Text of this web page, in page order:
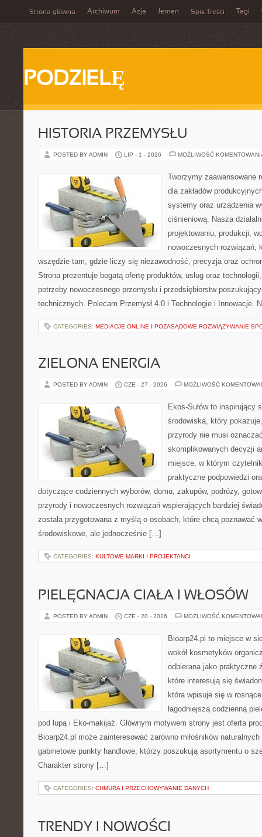
Strona główna Archiwum Azja Jemen Spis Treści Tagi
PODZIELĘ
HISTORIA PRZEMYSŁU
POSTED BY ADMIN LIP - 1 - 2026 MOŻLIWOŚĆ
Tworzymy zaawansowane
dla zakładów
systemy oraz urządzenia
ciśnieniową. Nasza
projektowaniu, produkcji,
nowoczesnych rozwiązań,
wszędzie tam, gdzie liczy się niezawodność, precyzja oraz
Strona prezentuje bogatą ofertę produktów, usług oraz
potrzeby nowoczesnego przemysłu i przedsiębiorstw
technicznych. Polecam Przemysł 4.0 i Technologie i Innowacje.
CATEGORIES: MEDIACJE ONLINE I POZASĄDOWE ROZWIĄZYWANIE
ZIELONA ENERGIA
POSTED BY ADMIN CZE - 27 - 2026 MOŻLIWOŚĆ
Ekos-Sułów to inspirujący
środowiska, który
przyrody nie musi
skomplikowanych decyzji
miejsce, w którym
praktyczne podpowiedzi
dotyczące codziennych wyborów, domu, zakupów, podróży,
przyrody i nowoczesnych rozwiązań wspierających bardziej
została przygotowana z myślą o osobach, które chcą poznawać
środowiskowe, ale jednocześnie […]
CATEGORIES: KULTOWE MARKI I PROJEKTANCI
PIELĘGNACJA CIAŁA I WŁOSÓW
POSTED BY ADMIN CZE - 20 - 2026 MOŻLIWOŚĆ
Bioarp24.pl to miejsce w
wokół kosmetyków
odbierana jako praktyczne
które interesują się
która wpisuje się w
łagodniejszą codzienną
pod lupą i Eko-makijaż. Głównym motywem strony jest oferta
Bioarp24.pl może zainteresować zarówno miłośników
gabinetowe punkty handlowe, którzy poszukują asortymentu o
Charakter strony […]
CATEGORIES: CHMURA I PRZECHOWYWANIE DANYCH
TRENDY I NOWOŚCI